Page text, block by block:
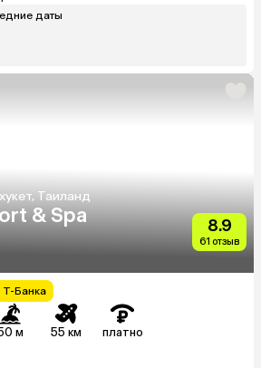
даты
Таиланд
& Spa
8.9
61 отзыв
Т-Банка
м 55 км платно